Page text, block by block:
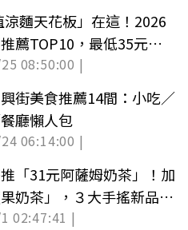
涼麵天花板」在這！2026
薦TOP10，最低35元超
08:50:00 |
街美食推薦14間：小吃／
廳懶人包
06:14:00 |
「31元阿薩姆奶茶」！加
奶茶」，３大手搖新品優
02:47:41 |